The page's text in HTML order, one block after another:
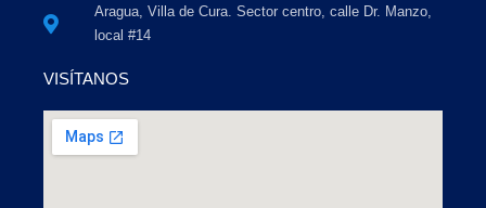
Aragua, Villa de Cura. Sector centro, calle Dr. Manzo,
local #14
VISÍTANOS